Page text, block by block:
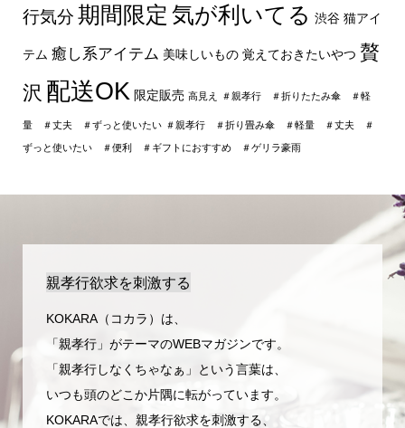
行気分 期間限定 気が利いてる 渋谷 猫アイ
テム 癒し系アイテム 美味しいもの 覚えておきたいやつ 贅
沢 配送OK 限定販売 高見え ＃親孝行 ＃折りたたみ傘 ＃軽
量 ＃丈夫 ＃ずっと使いたい ＃親孝行 ＃折り畳み傘 ＃軽量 ＃丈夫 ＃
ずっと使いたい ＃便利 ＃ギフトにおすすめ ＃ゲリラ豪雨
親孝行欲求を刺激する
KOKARA（コカラ）は、
「親孝行」がテーマのWEBマガジンです。
「親孝行しなくちゃなぁ」という言葉は、
いつも頭のどこか片隅に転がっています。
KOKARAでは、親孝行欲求を刺激する、